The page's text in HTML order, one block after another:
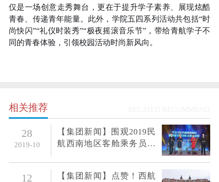
仅是一场创意走秀舞台，更在于提升学子素养、展现炫酷
青春、传递青年能量。此外，学院五四系列活动共包括“时
尚快闪”“礼仪时装秀”“极夜摇滚音乐节”，带给青航学子不
同的青春体验，引领校园活动时尚新风向。
相关推荐
28
2019-10
【集团新闻】围观2019民
航西南地区客舱乘务员技
12 【集团新闻】点赞！西航